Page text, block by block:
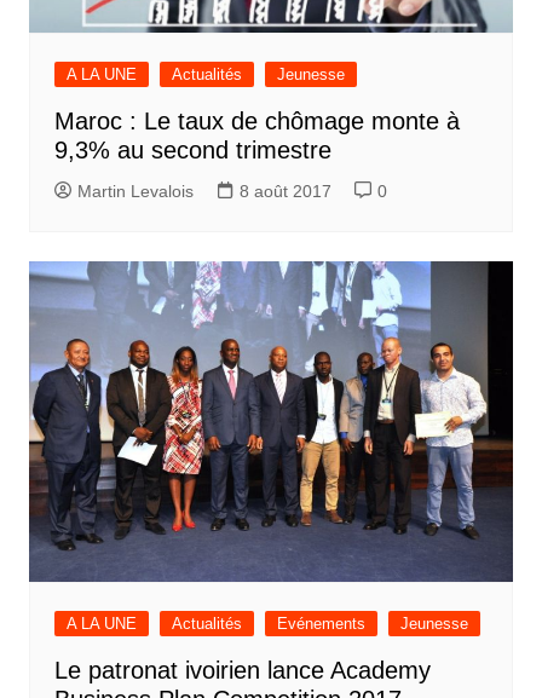
A LA UNE Actualités Jeunesse
Maroc : Le taux de chômage monte à
9,3% au second trimestre
Martin Levalois 8 août 2017 0
A LA UNE Actualités Evénements Jeunesse
Le patronat ivoirien lance Academy